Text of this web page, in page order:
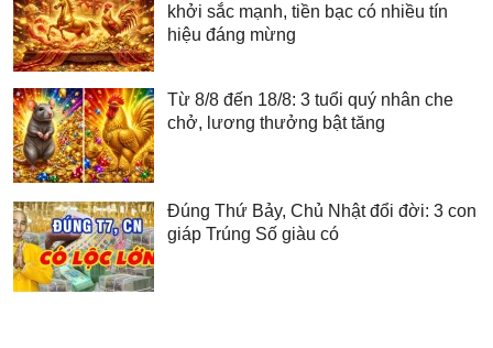
khởi sắc mạnh, tiền bạc có nhiều tín
hiệu đáng mừng
Từ 8/8 đến 18/8: 3 tuổi quý nhân che
chở, lương thưởng bật tăng
Đúng Thứ Bảy, Chủ Nhật đổi đời: 3 con
giáp Trúng Số giàu có